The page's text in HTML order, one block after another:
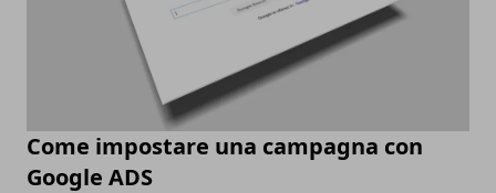
Come impostare una campagna con
Google ADS